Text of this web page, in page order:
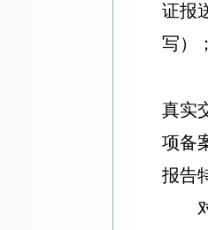
证报
写）
真实
项备
报告